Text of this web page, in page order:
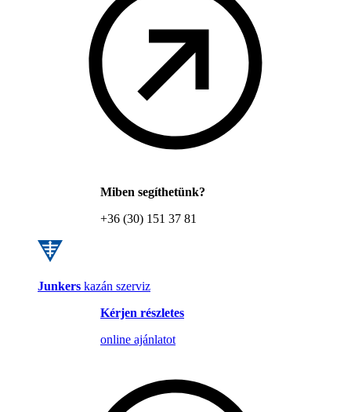
Miben segíthetünk?
+36 (30) 151 37 81
Junkers kazán szerviz
Kérjen részletes
online ajánlatot